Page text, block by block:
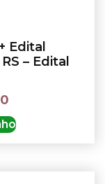
Edital
– Edital